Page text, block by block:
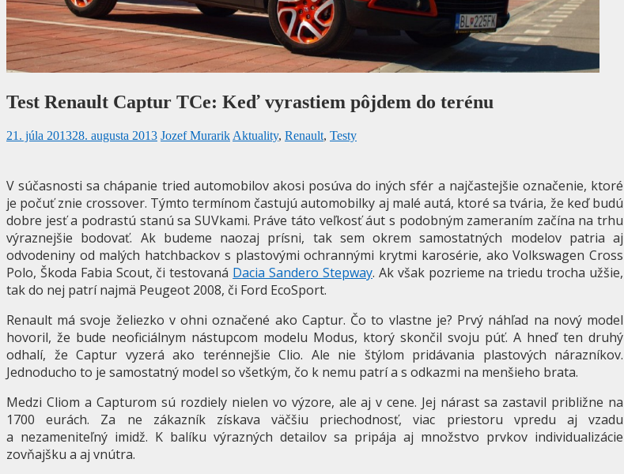
Test Renault Captur TCe: Keď vyrastiem pôjdem do terénu
21. júla 201328. augusta 2013 Jozef Murarik Aktuality, Renault, Testy
V súčasnosti sa chápanie tried automobilov akosi posúva do iných sfér a najčastejšie označenie, ktoré
je počuť znie crossover. Týmto termínom častujú automobilky aj malé autá, ktoré sa tvária, že keď budú
dobre jesť a podrastú stanú sa SUVkami. Práve táto veľkosť áut s podobným zameraním začína na trhu
výraznejšie bodovať. Ak budeme naozaj prísni, tak sem okrem samostatných modelov patria aj
odvodeniny od malých hatchbackov s plastovými ochrannými krytmi karosérie, ako Volkswagen Cross
Polo, Škoda Fabia Scout, či testovaná Dacia Sandero Stepway. Ak však pozrieme na triedu trocha užšie,
tak do nej patrí najmä Peugeot 2008, či Ford EcoSport.
Renault má svoje želiezko v ohni označené ako Captur. Čo to vlastne je? Prvý náhľad na nový model
hovoril, že bude neoficiálnym nástupcom modelu Modus, ktorý skončil svoju púť. A hneď ten druhý
odhalí, že Captur vyzerá ako terénnejšie Clio. Ale nie štýlom pridávania plastových nárazníkov.
Jednoducho to je samostatný model so všetkým, čo k nemu patrí a s odkazmi na menšieho brata.
Medzi Cliom a Capturom sú rozdiely nielen vo výzore, ale aj v cene. Jej nárast sa zastavil približne na
1700 eurách. Za ne zákazník získava väčšiu priechodnosť, viac priestoru vpredu aj vzadu
a nezameniteľný imidž. K balíku výrazných detailov sa pripája aj množstvo prvkov individualizácie
zovňajšku a aj vnútra.